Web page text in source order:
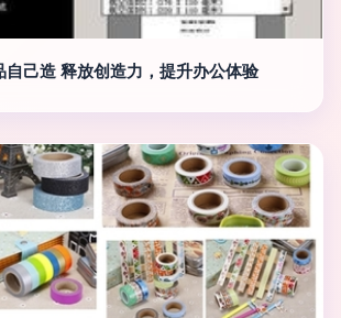
自己造 释放创造力，提升办公体验